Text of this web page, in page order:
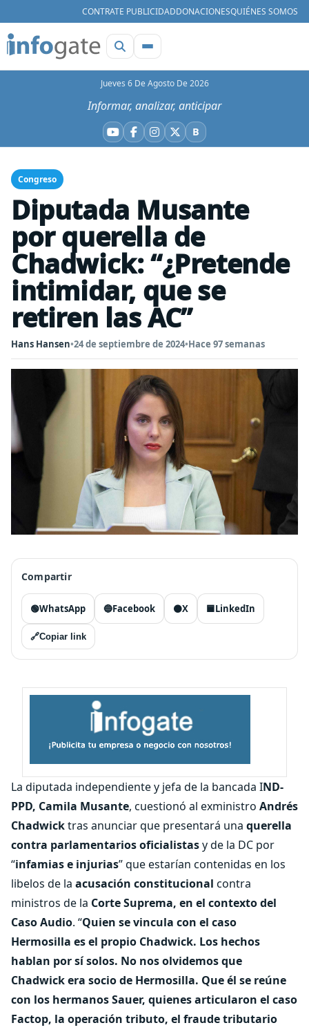
CONTRATE PUBLICIDADDONACIONESQUIÉNES SOMOS
Jueves 6 De Agosto De 2026
Informar, analizar, anticipar
YouTube
Facebook
Instagram
X BBluesky
Congreso
Diputada Musante
por querella de
Chadwick: “¿Pretende
intimidar, que se
retiren las AC”
Hans Hansen•24 de septiembre de 2024•Hace 97 semanas
Compartir
🟢WhatsApp 🔵Facebook ⚫X 🟦LinkedIn
🔗Copiar link
La diputada independiente y jefa de la bancada IND-
PPD, Camila Musante, cuestionó al exministro Andrés
Chadwicktras anunciar que presentará una querella
contra parlamentarios oficialistasy de la DC por
“infamias e injurias” que estarían contenidas en los
libelos de la acusación constitucional contra
ministros de la Corte Suprema, en el contexto del
Caso Audio. “Quien se vincula con el caso
Hermosilla es el propio Chadwick. Los hechos
hablan por sí solos. No nos olvidemos que
Chadwick era socio de Hermosilla. Que él se reúne
con los hermanos Sauer, quienes articularon el caso
Factop, la operación tributo, el fraude tributario